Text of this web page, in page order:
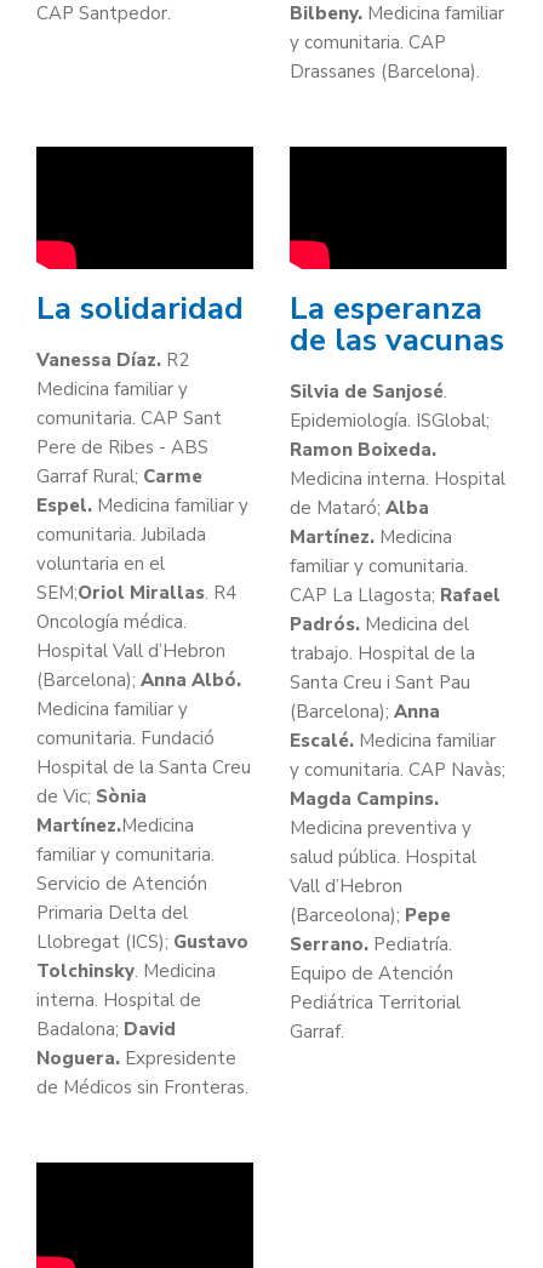
CAP Santpedor. Bilbeny. Medicina familiar
y comunitaria. CAP
Drassanes (Barcelona).
La solidaridad
Vanessa Díaz. R2
Medicina familiar y
comunitaria. CAP Sant
Pere de Ribes - ABS
Garraf Rural; Carme
Espel. Medicina familiar y
comunitaria. Jubilada
voluntaria en el
SEM;Oriol Mirallas. R4
Oncología médica.
Hospital Vall d’Hebron
(Barcelona); Anna Albó.
Medicina familiar y
comunitaria. Fundació
Hospital de la Santa Creu
de Vic; Sònia
Martínez.Medicina
familiar y comunitaria.
Servicio de Atención
Primaria Delta del
Llobregat (ICS); Gustavo
Tolchinsky. Medicina
interna. Hospital de
Badalona; David
Noguera. Expresidente
de Médicos sin Fronteras.
La esperanza
de las vacunas
Silvia de Sanjosé.
Epidemiología. ISGlobal;
Ramon Boixeda.
Medicina interna. Hospital
de Mataró; Alba
Martínez. Medicina
familiar y comunitaria.
CAP La Llagosta; Rafael
Padrós. Medicina del
trabajo. Hospital de la
Santa Creu i Sant Pau
(Barcelona); Anna
Escalé. Medicina familiar
y comunitaria. CAP Navàs;
Magda Campins.
Medicina preventiva y
salud pública. Hospital
Vall d’Hebron
(Barceolona); Pepe
Serrano. Pediatría.
Equipo de Atención
Pediátrica Territorial
Garraf.